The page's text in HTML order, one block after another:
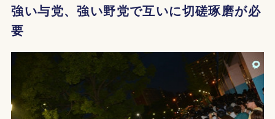
強い与党、強い野党で互いに切磋琢磨が必
要